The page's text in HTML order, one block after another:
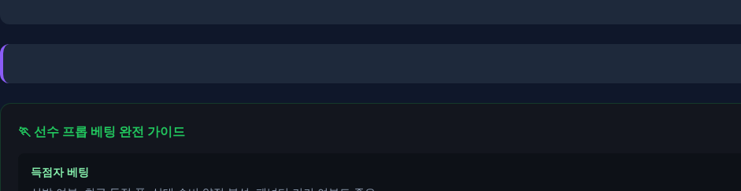
🏃 선수 프롭 베팅 완전 가이드
득점자 베팅